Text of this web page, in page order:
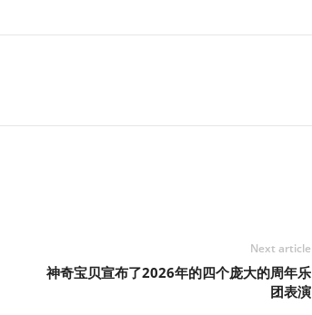
Next article
神奇宝贝宣布了2026年的四个庞大的周年乐
团表演